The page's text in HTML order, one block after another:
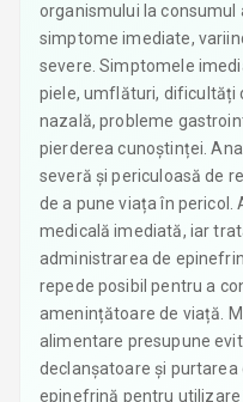
organismului la
simptome imediate,
severe. Simptomele
piele, umflături, dificultăți
nazală, probleme
pierderea cunoștinței.
severă și periculoasă de
de a pune viața în
medicală imediată, iar
administrarea de
repede posibil pentru a
amenințătoare de viață.
alimentare presupune
declanșatoare și
epinefrină pentru utilizare